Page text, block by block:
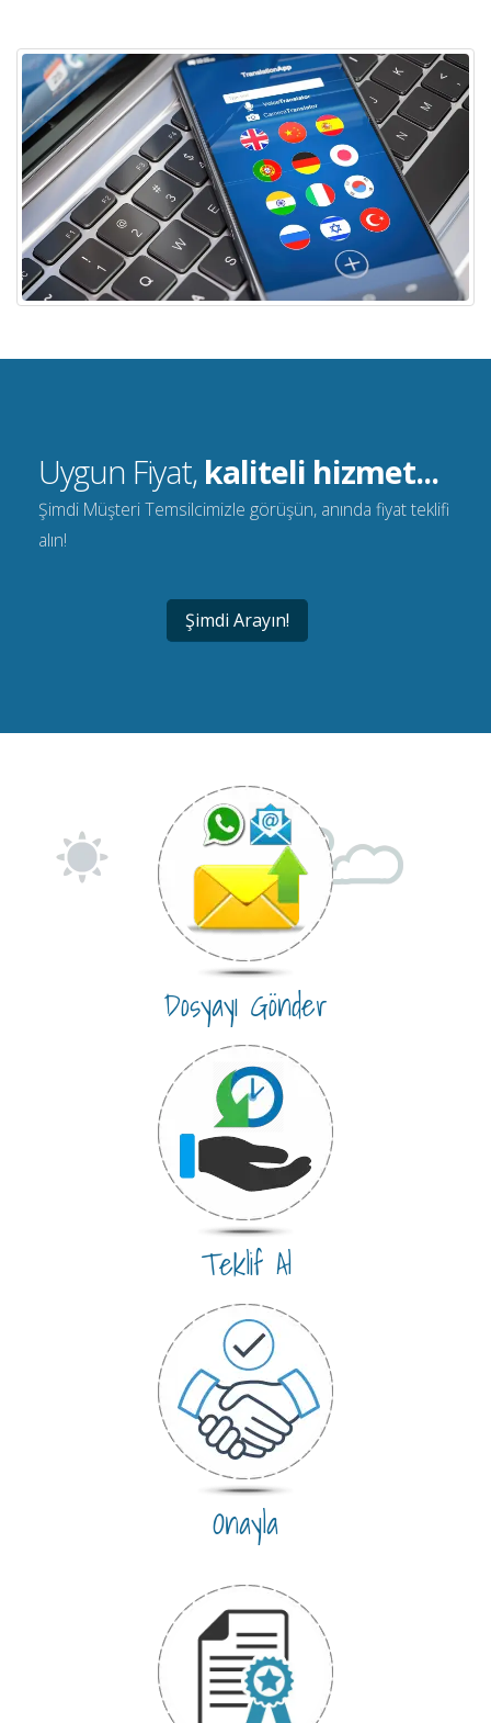
Uygun Fiyat, kaliteli hizmet...
Şimdi Müşteri Temsilcimizle görüşün, anında fiyat teklifi
alın!
Şimdi Arayın!
Dosyayı Gönder
Teklif Al
Onayla